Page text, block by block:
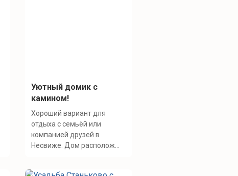
Уютный домик с
камином!
Хороший вариант для
отдыха с семьёй или
компанией друзей в
Несвиже. Дом располож...